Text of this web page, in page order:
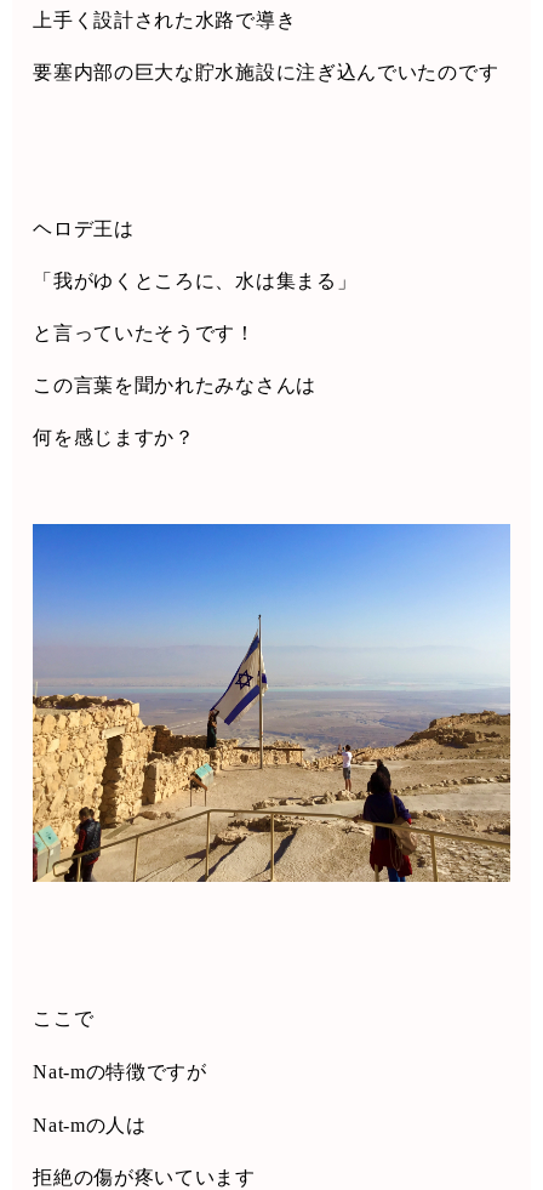
上手く設計された水路で導き
要塞内部の巨大な貯水施設に注ぎ込んでいたのです
ヘロデ王は
「我がゆくところに、水は集まる」
と言っていたそうです！
この言葉を聞かれたみなさんは
何を感じますか？
ここで
Nat-mの特徴ですが
Nat-mの人は
拒絶の傷が疼いています